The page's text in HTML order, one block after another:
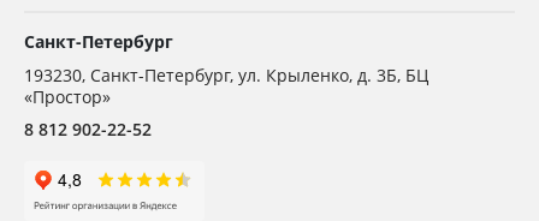
Санкт-Петербург
193230, Санкт-Петербург, ул. Крыленко, д. 3Б, БЦ
«Простор»
8 812 902-22-52